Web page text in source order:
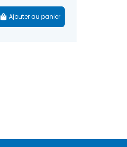
Ajouter au panier